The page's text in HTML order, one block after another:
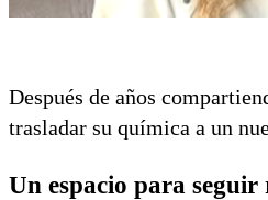
Después de años
trasladar su química a un
Un espacio para seguir